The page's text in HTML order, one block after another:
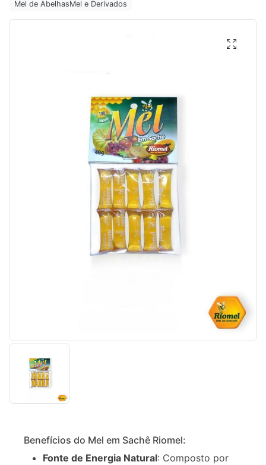
Mel de AbelhasMel e Derivados
Descrição
Informação
adicional
Benefícios do Mel em Sachê Riomel:
Fonte de Energia Natural: Composto por